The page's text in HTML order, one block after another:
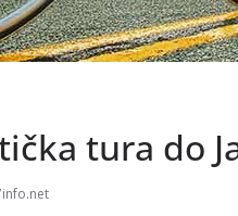
tura do